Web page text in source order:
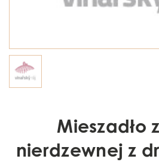
Mieszadło
nierdzewnej z